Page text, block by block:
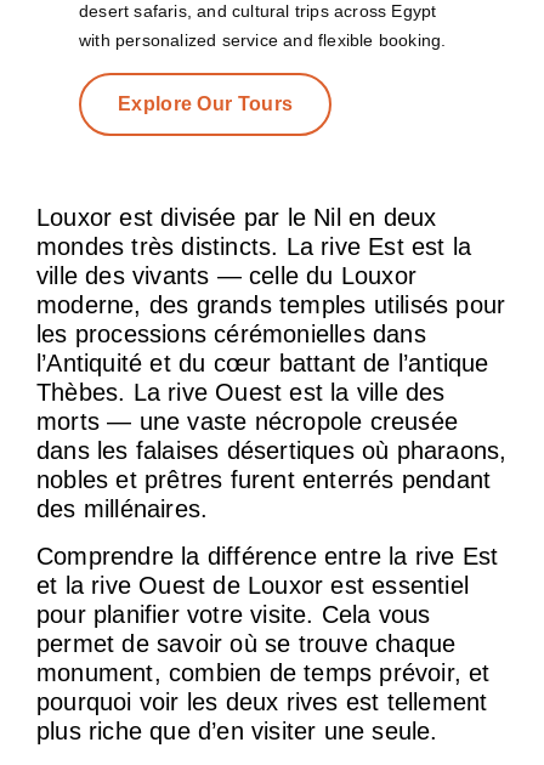
desert safaris, and cultural trips across Egypt
with personalized service and flexible booking.
Explore Our Tours
Louxor est divisée par le Nil en deux
mondes très distincts. La rive Est est la
ville des vivants — celle du Louxor
moderne, des grands temples utilisés pour
les processions cérémonielles dans
l’Antiquité et du cœur battant de l’antique
Thèbes. La rive Ouest est la ville des
morts — une vaste nécropole creusée
dans les falaises désertiques où pharaons,
nobles et prêtres furent enterrés pendant
des millénaires.
Comprendre la différence entre la rive Est
et la rive Ouest de Louxor est essentiel
pour planifier votre visite. Cela vous
permet de savoir où se trouve chaque
monument, combien de temps prévoir, et
pourquoi voir les deux rives est tellement
plus riche que d’en visiter une seule.